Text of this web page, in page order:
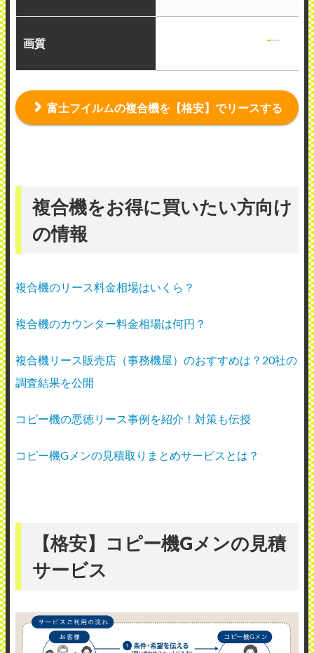
画質
富士フイルムの複合機を【格安】でリースする
複合機をお得に買いたい方向け
の情報
複合機のリース料金相場はいくら？
複合機のカウンター料金相場は何円？
複合機リース販売店（事務機屋）のおすすめは？20社の
調査結果を公開
コピー機の悪徳リース事例を紹介！対策も伝授
コピー機Gメンの見積取りまとめサービスとは？
【格安】コピー機Gメンの見積
サービス